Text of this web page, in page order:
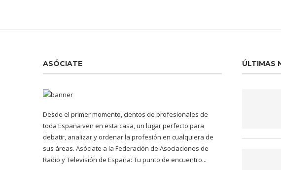
ASÓCIATE
Desde el primer momento, cientos de profesionales de
toda España ven en esta casa, un lugar perfecto para
debatir, analizar y ordenar la profesión en cualquiera de
sus áreas. Asóciate a la Federación de Asociaciones de
Radio y Televisión de España: Tu punto de encuentro...
ÚLTIMAS